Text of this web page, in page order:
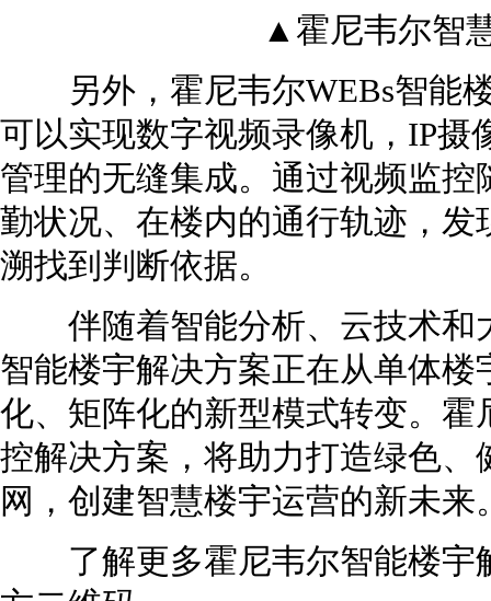
▲霍尼韦尔智
另外，霍尼韦尔WEBs智能
可以实现数字视频录像机，IP摄
管理的无缝集成。通过视频监
勤状况、在楼内的通行轨迹，
溯找到判断依据。
伴随着智能分析、云技术和
智能楼宇解决方案正在从单体
化、矩阵化的新型模式转变。霍
控解决方案，将助力打造绿色
网，创建智慧楼宇运营的新未来
了解更多霍尼韦尔智能楼宇